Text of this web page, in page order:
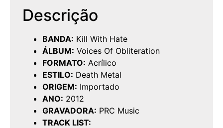
Descrição
BANDA: Kill With Hate
ÁLBUM: Voices Of Obliteration
FORMATO: Acrílico
ESTILO: Death Metal
ORIGEM: Importado
ANO: 2012
GRAVADORA: PRC Music
TRACK LIST: